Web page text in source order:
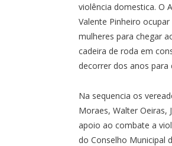
violência domestica. O
Valente Pinheiro
mulheres para chegar
cadeira de roda em
decorrer dos anos
Na sequencia os
Moraes, Walter Oeiras,
apoio ao combate a
do Conselho Municipal